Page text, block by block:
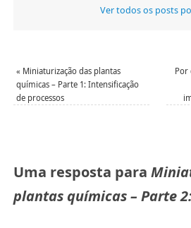
Ver todos os posts
« Miniaturização das plantas
químicas – Parte 1: Intensificação
de processos
Por
Uma resposta para
plantas químicas – Parte